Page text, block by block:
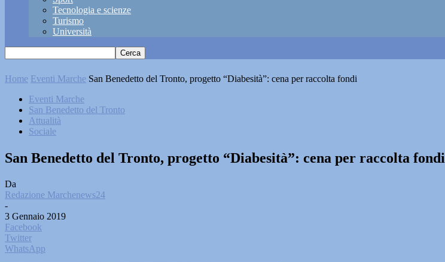
Tecnologia e scienze
Turismo
Università
Home Eventi Marche San Benedetto del Tronto, progetto “Diabesità”: cena per raccolta fondi
Eventi Marche
San Benedetto del Tronto
Attualità
Sociale
San Benedetto del Tronto, progetto “Diabesità”: cena per raccolta fondi
Da
Redazione Marchenews24
-
3 Gennaio 2019
Facebook
Twitter
WhatsApp